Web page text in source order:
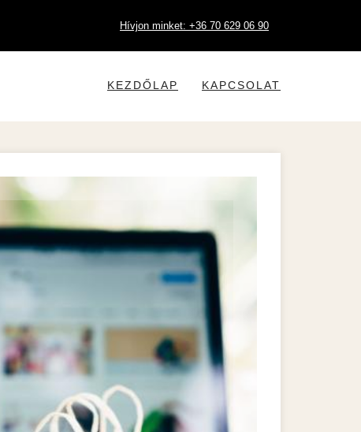
Hívjon minket: +36 70 629 06 90
KEZDŐLAP KAPCSOLAT